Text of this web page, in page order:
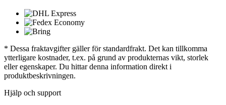
* Dessa fraktavgifter gäller för standardfrakt. Det kan tillkomma
ytterligare kostnader, t.ex. på grund av produkternas vikt, storlek
eller egenskaper. Du hittar denna information direkt i
produktbeskrivningen.
Hjälp och support